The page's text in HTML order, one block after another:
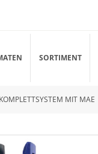
SORTIMENT
MIT MAE